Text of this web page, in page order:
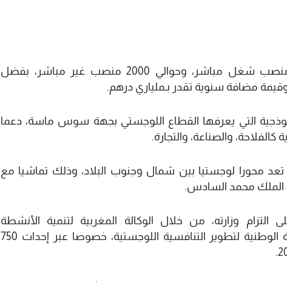
ومن المرتقب أن تحدث أكثر من 550 منصب شغل مباشر، وحوالي 2000 منصب غير مباشر، بفضل
التي يعرفها القطاع اللوجستي بجهة سوس ماسة، دعما
والصناعة، والتجارة.
تعد محورا لوجستيا بين شمال وجنوب البلاد، وذلك تماشيا مع
الملك محمد السادس.
وزارته، من خلال الوكالة المغربية لتنمية الأنشطة
اللوجستيكية، بالتنزيل الفعلي للإستراتيجية الوطنية لتطوير التنافسية اللوجستية، خصوصا عبر إحداث 750